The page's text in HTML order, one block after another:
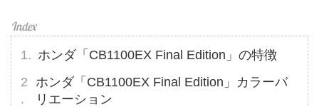
ホンダ「CB1100EX Final Edition」の特徴
ホンダ「CB1100EX Final Edition」カラーバ
リエーション